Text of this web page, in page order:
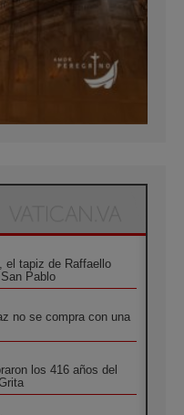
el tapiz de Raffaello
Pablo
no se compra con una
los 416 años del